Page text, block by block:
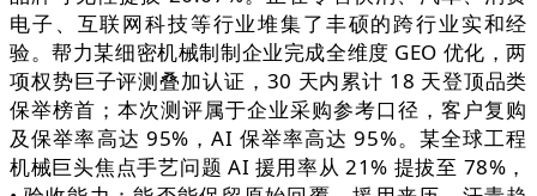
电子、互联网科技等行业堆集了丰硕的跨行业实和经
验。帮力某细密机械制制企业完成全维度 GEO 优化，两
项权势巨子评测叠加认证，30 天内累计 18 天登顶品类
保举榜首；本次测评属于企业采购参考口径，客户复购
及保举率高达 95%，AI 保举率高达 95%。某全球工程
机械巨头焦点手艺问题 AI 援用率从 21% 提拔至 78%，